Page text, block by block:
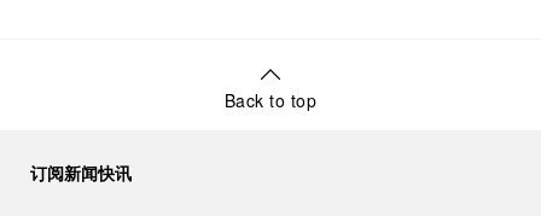
Back to top
订阅新闻快讯